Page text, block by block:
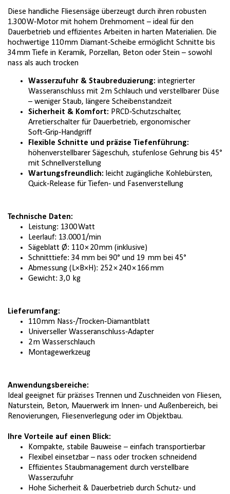
Diese handliche Fliesensäge überzeugt durch ihren robusten
1.300 W‑Motor mit hohem Drehmoment – ideal für den
Dauerbetrieb und effizientes Arbeiten in harten Materialien. Die
hochwertige 110 mm Diamant-Scheibe ermöglicht Schnitte bis
34 mm Tiefe in Keramik, Porzellan, Beton oder Stein – sowohl
nass als auch trocken
Wasserzufuhr & Staubreduzierung: integrierter
Wasseranschluss mit 2 m Schlauch und verstellbarer Düse
– weniger Staub, längere Scheibenstandzeit
Sicherheit & Komfort: PRCD‑Schutzschalter,
Arretierschalter für Dauerbetrieb, ergonomischer
Soft‑Grip‑Handgriff
Flexible Schnitte und präzise Tiefenführung:
höhenverstellbarer Sägeschuh, stufenlose Gehrung bis 45°
mit Schnellverstellung
Wartungsfreundlich: leicht zugängliche Kohlebürsten,
Quick‑Release für Tiefen‑ und Fasenverstellung
Technische Daten:
Leistung: 1300 Watt
Leerlauf: 13.000 1/min
Sägeblatt Ø: 110 × 20 mm (inklusive)
Schnitttiefe: 34 mm bei 90° und 19 mm bei 45°
Abmessung (L×B×H): 252 × 240 × 166 mm
Gewicht: 3,0 kg
Lieferumfang:
110 mm Nass-/Trocken‑Diamantblatt
Universeller Wasseranschluss‑Adapter
2 m Wasserschlauch
Montagewerkzeug
Anwendungsbereiche:
Ideal geeignet für präzises Trennen und Zuschneiden von Fliesen,
Naturstein, Beton, Mauerwerk im Innen‑ und Außenbereich, bei
Renovierungen, Fliesenverlegung oder im Objektbau.
Ihre Vorteile auf einen Blick:
Kompakte, stabile Bauweise – einfach transportierbar
Flexibel einsetzbar – nass oder trocken schneidend
Effizientes Staubmanagement durch verstellbare
Wasserzufuhr
Hohe Sicherheit & Dauerbetrieb durch Schutz- und